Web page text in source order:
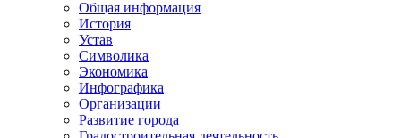
Общая информация
История
Устав
Символика
Экономика
Инфографика
Организации
Развитие города